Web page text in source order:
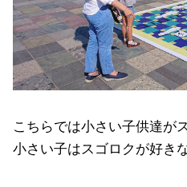
こちらでは小さい子供達が
小さい子はスゴロクが好き